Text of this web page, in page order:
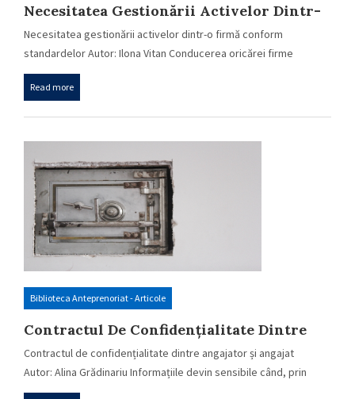
Necesitatea Gestionării Activelor Dintr-
O Firmă Conform Standardelor
Necesitatea gestionării activelor dintr-o firmă conform
standardelor Autor: Ilona Vitan Conducerea oricărei firme
presupune cunoașterea în…
Read more
Biblioteca Anteprenoriat - Articole
Contractul De Confidențialitate Dintre
Angajator Și Angajat
Contractul de confidențialitate dintre angajator și angajat
Autor: Alina Grădinariu Informațiile devin sensibile când, prin
natura…